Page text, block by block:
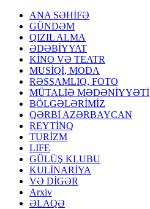
ANA SƏHİFƏ
GÜNDƏM
QIZIL ALMA
ƏDƏBİYYAT
KİNO VƏ TEATR
MUSİQİ, MODA
RƏSSAMLIQ, FOTO
MÜTALİƏ MƏDƏNİYYƏTİ
BÖLGƏLƏRİMİZ
QƏRBİ AZƏRBAYCAN
REYTİNQ
TURİZM
LIFE
GÜLÜŞ KLUBU
KULİNARİYA
VƏ DİGƏR
Arxiv
ƏLAQƏ